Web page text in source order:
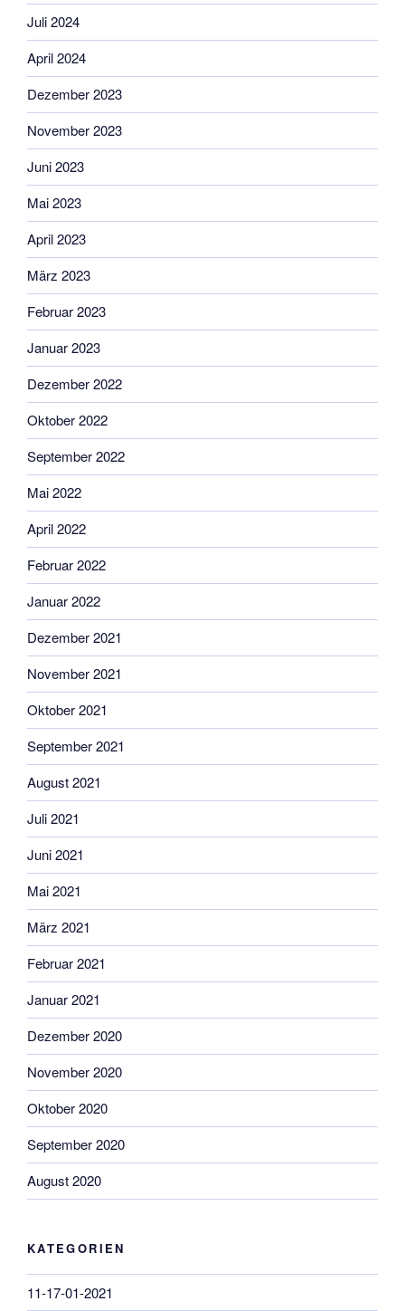
Juli 2024
April 2024
Dezember 2023
November 2023
Juni 2023
Mai 2023
April 2023
März 2023
Februar 2023
Januar 2023
Dezember 2022
Oktober 2022
September 2022
Mai 2022
April 2022
Februar 2022
Januar 2022
Dezember 2021
November 2021
Oktober 2021
September 2021
August 2021
Juli 2021
Juni 2021
Mai 2021
März 2021
Februar 2021
Januar 2021
Dezember 2020
November 2020
Oktober 2020
September 2020
August 2020
KATEGORIEN
11-17-01-2021